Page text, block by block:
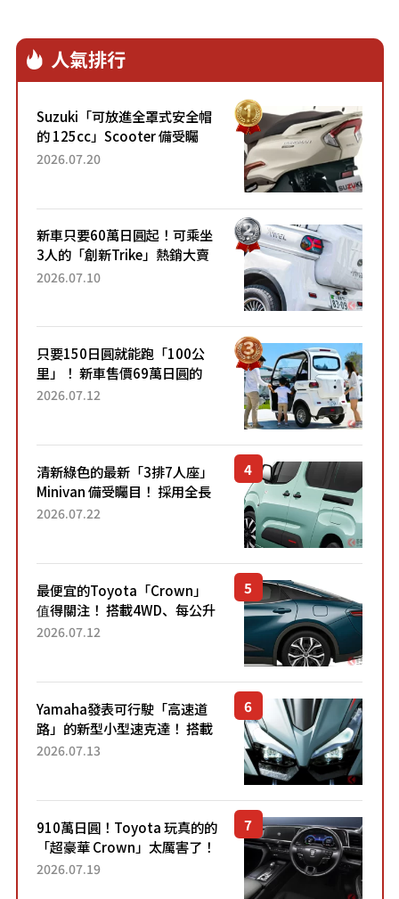
人氣排行
Suzuki「可放進全罩式安全帽
的 125cc」Scooter 備受矚
目！採用全新流線設計與各項
2026.07.20
新車只要60萬日圓起！可乘坐
3人的「創新Trike」熱銷大賣
成為人氣車款！「養車成本真
2026.07.10
只要150日圓就能跑「100公
里」！ 新車售價69萬日圓的
「3人座」Trike大受歡迎！ 順
2026.07.12
清新綠色的最新「3排7人座」
Minivan 備受矚目！ 採用全長
4.7公尺剛剛好的車身尺寸與
2026.07.22
最便宜的Toyota「Crown」
值得關注！ 搭載4WD、每公升
22.4公里低油耗表現超亮眼！
2026.07.12
Yamaha發表可行駛「高速道
路」的新型小型速克達！ 搭載
能享受超強勁「渦輪感」的動
2026.07.13
910萬日圓！Toyota 玩真的的
「超豪華 Crown」太厲害了！
採用由「匠人技藝」打造的
2026.07.19